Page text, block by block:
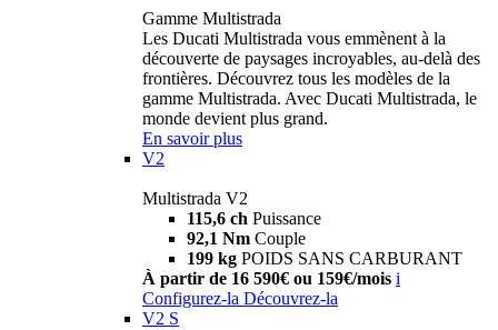
Gamme Multistrada
Les Ducati Multistrada vous emmènent à la
découverte de paysages incroyables, au-delà des
frontières. Découvrez tous les modèles de la
gamme Multistrada. Avec Ducati Multistrada, le
monde devient plus grand.
En savoir plus
V2
Multistrada V2
115,6 ch Puissance
92,1 Nm Couple
199 kg POIDS SANS CARBURANT
À partir de 16 590€ ou 159€/mois i
Configurez-la Découvrez-la
V2 S